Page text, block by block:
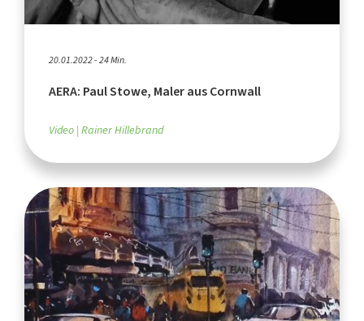
20.01.2022 - 24 Min.
AERA: Paul Stowe, Maler aus Cornwall
Video Rainer Hillebrand